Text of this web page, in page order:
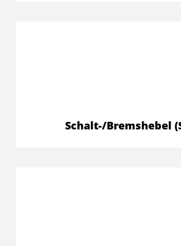
Schalt-/Bremshebel